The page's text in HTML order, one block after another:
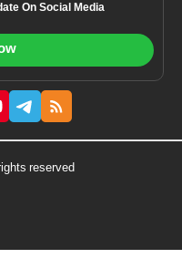
On Social Media
reserved